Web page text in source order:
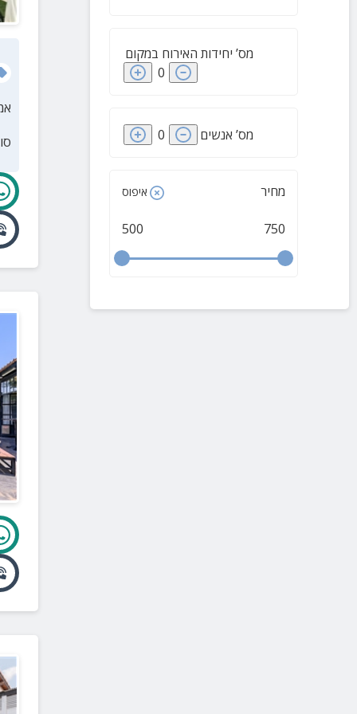
אשדות יעקב איחוד(
1
)
בית אלפא(
1
)
בית שערים(
1
)
מס’ יחידות האירוח במקום
0
מס’ אנשים 0
מחיר איפוס
500 750